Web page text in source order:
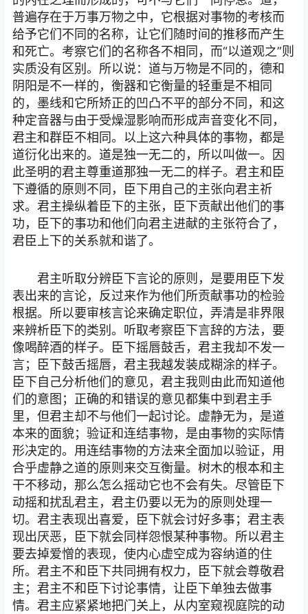
普遍存在于万事万物之中，它根据对事物的考核而
给予它们不同的名称，让它们随时间的推移而产生
和死亡。考察它们的名称各不相同，而“以道观之”则
实质没有区别。所以说：道与万物是不同的，德和
阴阳是不一样的，衡器和它衡量的轻重是不相同
的，墨线和它所矫正的凹凸不平的部分不同，和这
种定音器与由于受燥湿影响而形成声音变化不同，
君主和群臣不相同。以上这六种具体的事物，都是
道衍化出来的。道是独一无二的，所以叫做一。因
此圣明的君主尊重道那独一无二的样子。君主和臣
下遵循的原则不同，臣下用自己的主张向君主祈
求。君主操纵着臣下的主张，臣下贡献出他们的事
功，臣下的事功和他们向君主进献的主张符合了，
君臣上下的关系就和谐了。
君主听取分辨臣下言论的原则，是要用臣下发
表出来的言论，反过来作为他们所贡献事功的检验
根据。所以要审核言论来确定职位，弄清是非界限
来辨析臣下的类别。听取考察臣下言辞的方法，要
像喝醉酒的样子。臣下摇唇鼓舌，君主我却不发一
言；臣下鼓舌摇唇，君主我越发装成糊涂的样子。
臣下自己分析他们的意见，君主我则由此而知道他
们的意图；正确的和错误的意见都集中到君主手
里，但君主却不与他们一起讨论。虚静无为，是道
本来的面貌；验证和连结事物，是由事物的实际情
形决定的。用连结事物的方法来全面加以验证，用
合乎虚静之道的原则来交互衡量。树木的根本和主
干不移动，那么怎么摇动它也不会有失。尽管臣下
动摇和扰乱君主，君主仍要以无为的原则处理一
切。君主表现出喜爱，臣下就会讨好多事；君主表
现出厌恶，臣下就会同样怨恨某种事物。所以君主
要去掉爱憎的表现，使内心虚空成为容纳道的住
所。君主不和臣下共同拥有权力，臣下就会尊敬君
主；君主不和臣下讨论事情，让臣下单独去做事
情。君主应紧紧地把门关上，从内室窥视庭院的动